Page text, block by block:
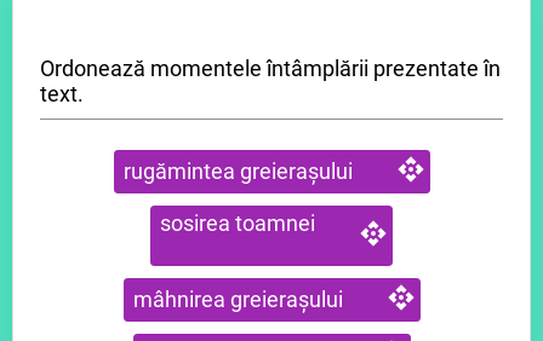
Ordonează momentele întâmplării prezentate în
text.
rugămintea greierașului
sosirea toamnei
mâhnirea greierașului